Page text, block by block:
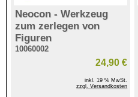
Neocon - Werkzeug
zum zerlegen von
Figuren
10060002
24,90 €
inkl. 19 % MwSt.
zzgl. Versandkosten